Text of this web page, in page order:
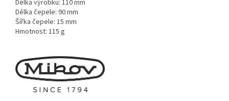
Délka výrobku: 110 mm
Délka čepele: 90 mm
Šířka čepele: 15 mm
Hmotnost: 115 g